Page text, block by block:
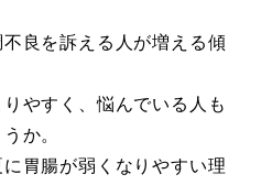
良を訴える人が増える傾
やすく、悩んでいる人も
か。
胃腸が弱くなりやすい理